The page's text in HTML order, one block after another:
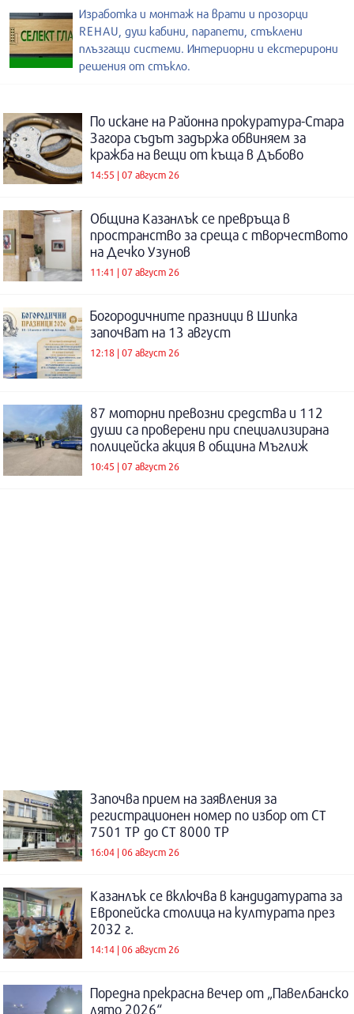
Изработка и монтаж на врати и прозорци
REHAU, душ кабини, парапети, стъклени
плъзгащи системи. Интериорни и екстерирони
решения от стъкло.
По искане на Районна прокуратура-Стара
Загора съдът задържа обвиняем за
кражба на вещи от къща в Дъбово
14:55 | 07 август 26
Община Казанлък се превръща в
пространство за среща с творчеството
на Дечко Узунов
11:41 | 07 август 26
Богородичните празници в Шипка
започват на 13 август
12:18 | 07 август 26
87 моторни превозни средства и 112
души са проверени при специализирана
полицейска акция в община Мъглиж
10:45 | 07 август 26
Започва прием на заявления за
регистрационен номер по избор от СТ
7501 ТР до СТ 8000 ТР
16:04 | 06 август 26
Казанлък се включва в кандидатурата за
Европейска столица на културата през
2032 г.
14:14 | 06 август 26
Поредна прекрасна вечер от „Павелбанско
лято 2026“